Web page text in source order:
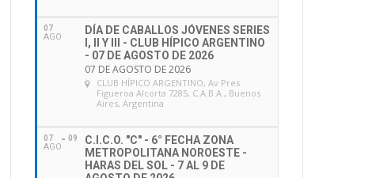
07
AGO
DÍA DE CABALLOS JÓVENES SERIES
I, II Y III - CLUB HÍPICO ARGENTINO
- 07 DE AGOSTO DE 2026
07 DE AGOSTO DE 2026
CLUB HÍPICO ARGENTINO, Av Pres.
Figueroa Alcorta 7285, C.A.B.A., Buenos
Aires, Argentina
07
AGO
09
C.I.C.O. "C" - 6° FECHA ZONA
METROPOLITANA NOROESTE -
HARAS DEL SOL - 7 AL 9 DE